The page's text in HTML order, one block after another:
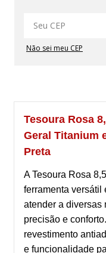
Não sei meu CEP
Tesoura Rosa
Geral Titanium
Preta
A Tesoura Rosa
ferramenta versátil
atender a diversas
precisão e
revestimento
e funcionalidade